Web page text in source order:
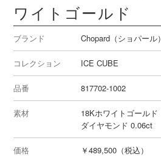
ワイトゴールド
ブランド Chopard（ショパール）
コレクション ICE CUBE
品番 817702-1002
素材
18Kホワイトゴールド
ダイヤモンド 0.06ct
価格 ￥489,500（税込）